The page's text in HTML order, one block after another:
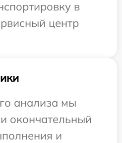
в
центр
анализа мы
окончательный
и